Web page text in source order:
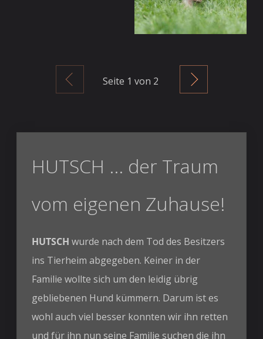
Zurück
Seite 1 von 2
HUTSCH ... der Traum
vom eigenen Zuhause!
HUTSCH wurde nach dem Tod des Besitzers
ins Tierheim abgegeben. Keiner in der
Familie wollte sich um den leidig übrig
gebliebenen Hund kümmern. Darum ist es
wohl auch viel besser konnten wir ihn retten
und für ihn nun seine Familie suchen die ihn